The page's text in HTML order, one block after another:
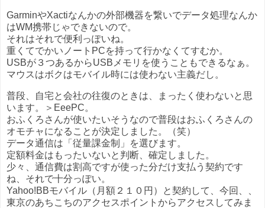
GarminやXactiなんかの外部機器を繋いでデータ処理なんか
はWM携帯じゃできないので。
それはそれで便利っぽいね。
重くてでかいノートPCを持って行かなくてすむか。
USBが３つあるからUSBメモリを使うこともできるなぁ。
マウスはボクはモバイル時には使わない主義だし。
普段、自宅と会社の往復のときは、まったく使わないと思
います。＞EeePC。
おふくろさんが使いたいそうなので普段はおふくろさんの
オモチャになることが決定しました。（笑）
データ通信は「従量課金制」を選びます。
定額料金はもったいないと判断、確定しました。
少々、通信費は割高ですが使った分だけ支払う契約です
ね、それで十分っぽい。
Yahoo!BBモバイル（月額２１０円）と契約して、今回、、
東京のあちこちのアクセスポイントからアクセスしてみま